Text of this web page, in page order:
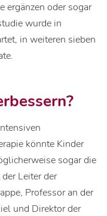
ergänzen oder sogar
wurde in
in weiteren sieben
könnte Kinder
sogar die
Leiter der
Professor an der
und Direktor der